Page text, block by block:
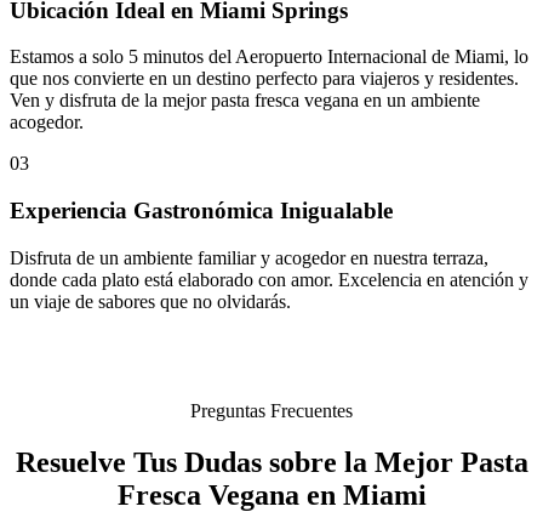
Ubicación Ideal en Miami Springs
Estamos a solo 5 minutos del Aeropuerto Internacional de Miami, lo
que nos convierte en un destino perfecto para viajeros y residentes.
Ven y disfruta de la mejor pasta fresca vegana en un ambiente
acogedor.
03
Experiencia Gastronómica Inigualable
Disfruta de un ambiente familiar y acogedor en nuestra terraza,
donde cada plato está elaborado con amor. Excelencia en atención y
un viaje de sabores que no olvidarás.
Preguntas Frecuentes
Resuelve Tus Dudas sobre la Mejor Pasta
Fresca Vegana en Miami